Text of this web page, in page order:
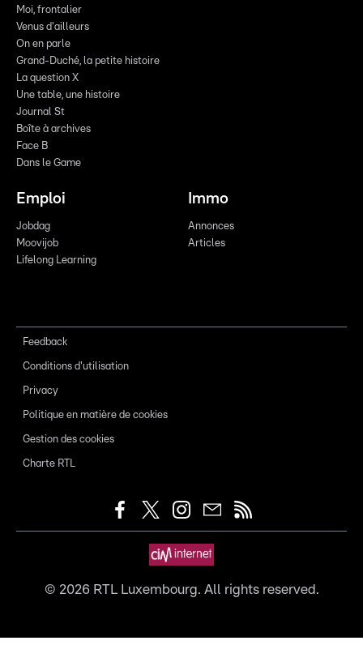
Moi, frontalier
Venus d'ailleurs
On en parle
Grand-Duché, la petite histoire
La question X
Une table, une histoire
Journal St
Boîte à archives
Face B
Dans le Game
Emploi
Jobdag
Moovijob
Lifelong Learning
Immo
Annonces
Articles
Feedback
Conditions d'utilisation
Privacy
Politique en matière de cookies
Gestion des cookies
Charte RTL
© 2026RTL Luxembourg. All rights reserved.